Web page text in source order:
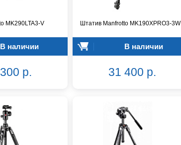
MK290LTA3-V
В наличии
р.
Штатив Manfrotto MK190XPRO3-3W
В наличии
31 400 р.